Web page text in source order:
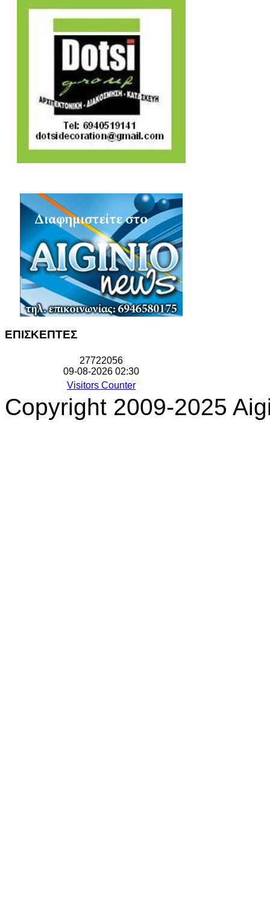
ΕΠΙΣΚΕΠΤΕΣ
27722056
09-08-2026 02:30
Visitors Counter
Copyright 2009-2025